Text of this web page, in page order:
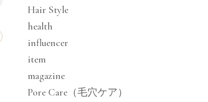
Hair Style
health
influencer
item
magazine
Pore Care（毛穴ケア）